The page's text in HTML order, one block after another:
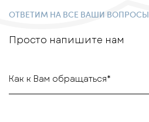
ОТВЕТИМ НА ВСЕ ВАШИ ВОПРОСЫ
Просто напишите нам
Как к Вам обращаться*